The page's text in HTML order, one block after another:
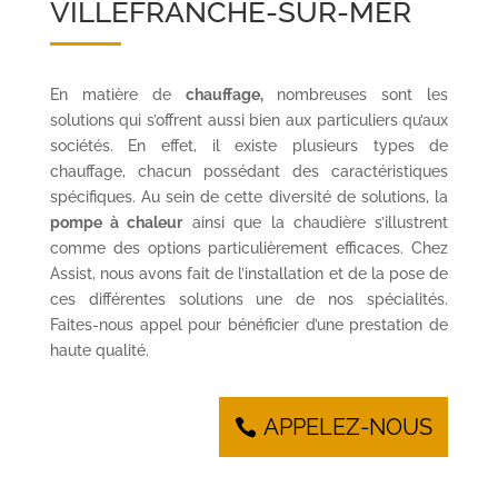
VILLEFRANCHE-SUR-MER
En matière de chauffage,nombreuses sont les
solutions qui s’offrent aussi bien aux particuliers qu’aux
sociétés. En effet, il existe plusieurs types de
chauffage, chacun possédant des caractéristiques
spécifiques. Au sein de cette diversité de solutions, la
pompe à chaleurainsi que la chaudière s’illustrent
comme des options particulièrement efficaces. Chez
Assist, nous avons fait de l’installation et de la pose de
ces différentes solutions une de nos spécialités.
Faites-nous appel pour bénéficier d’une prestation de
haute qualité.
APPELEZ-NOUS